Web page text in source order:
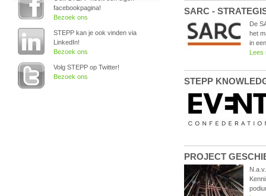
facebookpagina!
Bezoek ons
STEPP kan je ook vinden via
LinkedIn!
Bezoek ons
Volg STEPP op Twitter!
Bezoek ons
SARC -
De
het
in
Lees
STEPP
PROJECT